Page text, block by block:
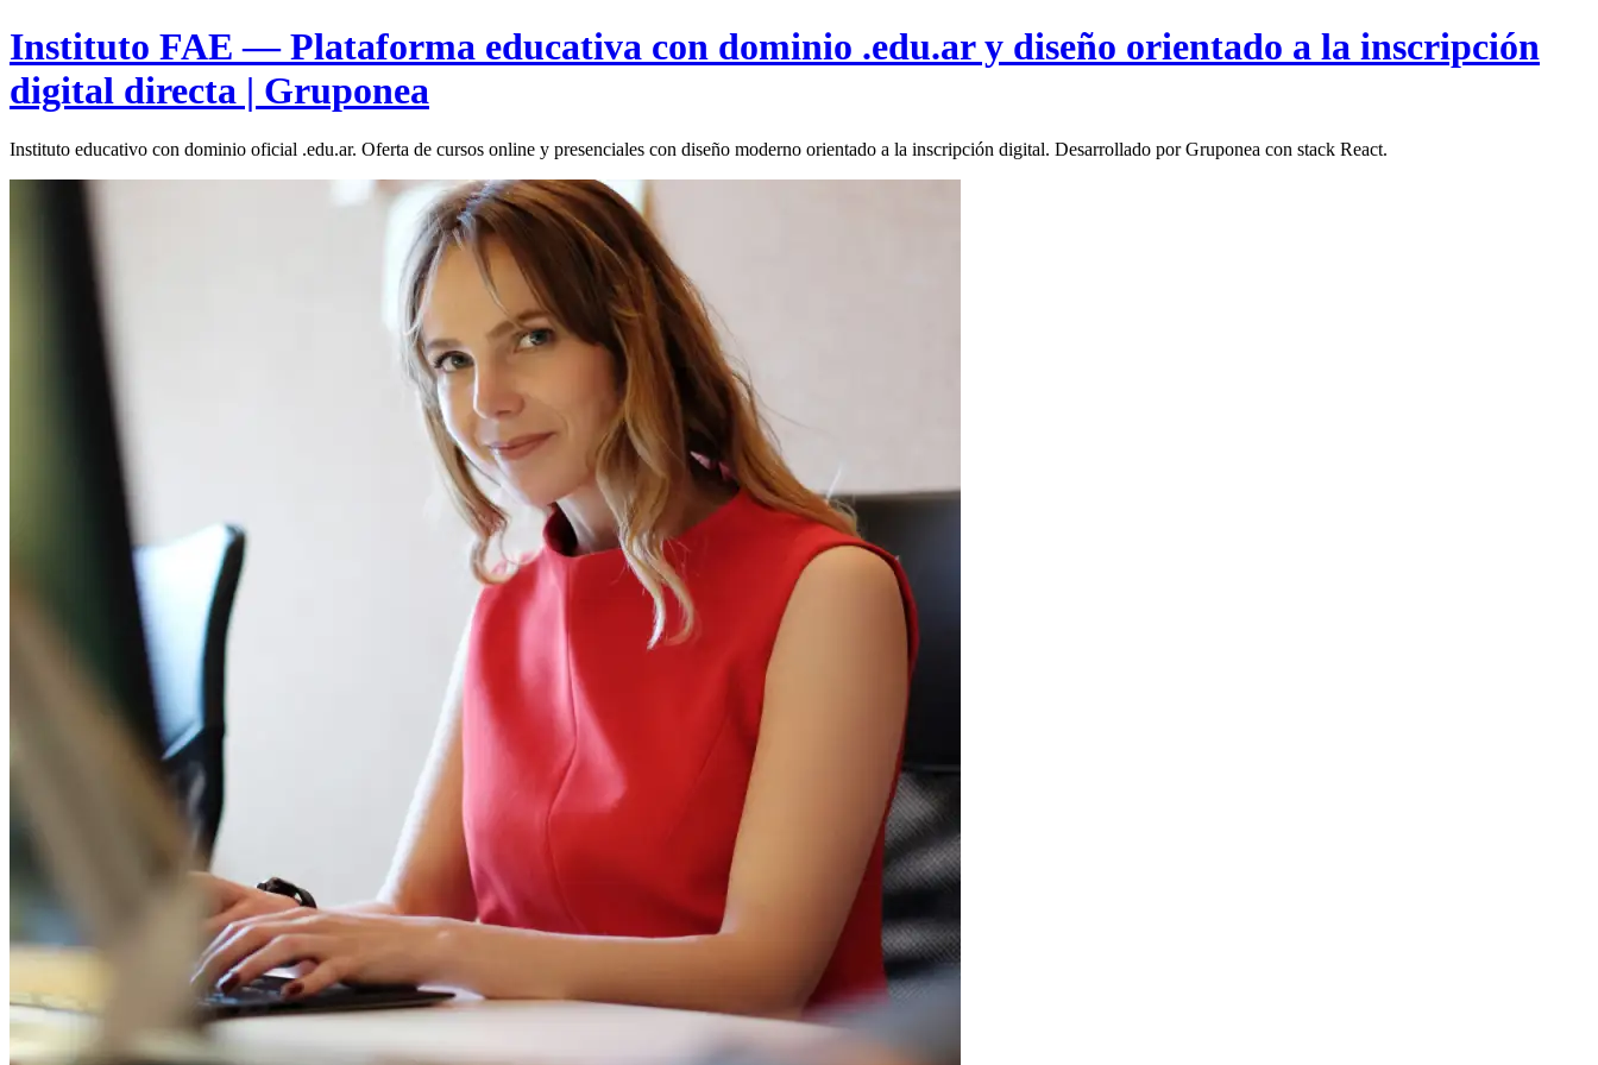
Instituto FAE — Plataforma educativa con dominio .edu.ar y diseño orientado a la inscripción
digital directa | Gruponea
Instituto educativo con dominio oficial .edu.ar. Oferta de cursos online y presenciales con diseño moderno orientado a la inscripción digital. Desarrollado por Gruponea con stack React.